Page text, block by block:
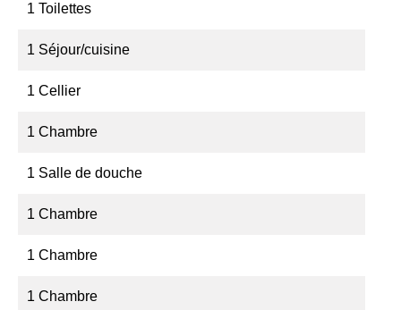
1 Toilettes
1 Séjour/cuisine
1 Cellier
1 Chambre
1 Salle de douche
1 Chambre
1 Chambre
1 Chambre